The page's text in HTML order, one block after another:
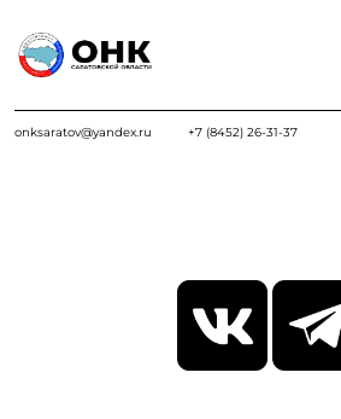
onksaratov@yandex.ru +7 (8452) 26-31-37